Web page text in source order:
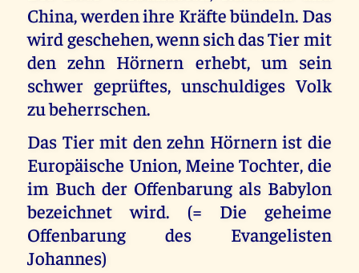
China, werden ihre Kräfte bündeln. Das
wird geschehen, wenn sich das Tier mit
den zehn Hörnern erhebt, um sein
schwer geprüftes, unschuldiges Volk
zu beherrschen.
Das Tier mit den zehn Hörnern ist die
Europäische Union, Meine Tochter, die
im Buch der Offenbarung als Babylon
bezeichnet wird. (= Die geheime
Offenbarung des Evangelisten
Johannes)